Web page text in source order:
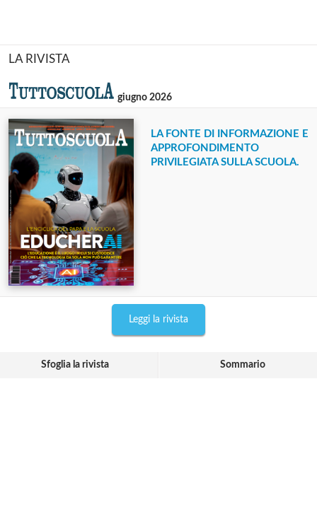
LA RIVISTA
giugno 2026
LA FONTE DI INFORMAZIONE E
APPROFONDIMENTO
PRIVILEGIATA SULLA SCUOLA.
Leggi la rivista
Sfoglia la rivista Sommario